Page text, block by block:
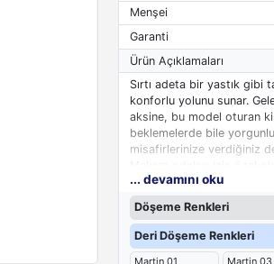
Menşei
Garanti
Ürün Açıklamaları
Sırtı adeta bir yastık gibi
konforlu yolunu sunar.
aksine, bu model oturan
beklemelerde bile
misafirlerinize verdiğiniz
birleştirir.
... devamını oku
Döşeme Renkleri
Deri Döşeme Renkleri